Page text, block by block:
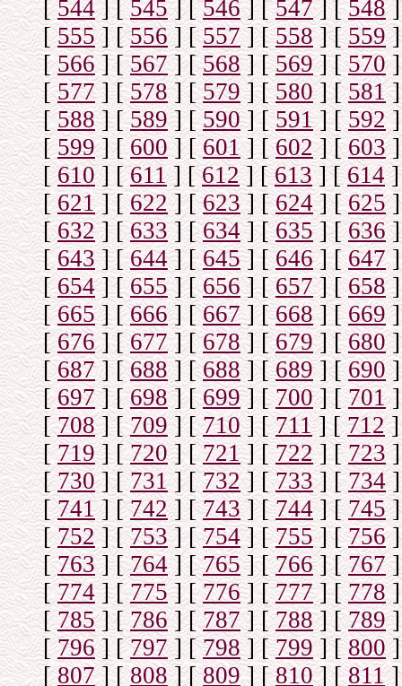
[544] [545] [546] [547] [548]
[555] [556] [557] [558] [559]
[566] [567] [568] [569] [570]
[577] [578] [579] [580] [581]
[588] [589] [590] [591] [592]
[599] [600] [ 601] [602] [603]
[610] [611] [612] [613] [614]
[621] [622] [623] [624] [625]
[632] [633] [634] [635] [636]
[643] [644] [645] [646] [647]
[654] [655] [656] [657] [658]
[665] [666] [667] [668] [669]
[676] [677] [678] [679] [680]
[687] [688] [688] [689] [690]
[697] [698] [699] [700] [701]
[708] [709] [710] [711] [712]
[719] [720] [721] [722] [723]
[730] [731] [732] [733] [734]
[741] [742] [743] [744] [745]
[752] [753] [754] [755] [756]
[763] [764] [765] [766] [767]
[ 774] [775] [776] [777] [778]
[785] [786] [787] [788] [789]
[796] [797] [798] [799] [ 800]
[807] [808] [809] [810] [811]